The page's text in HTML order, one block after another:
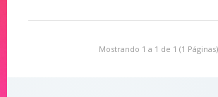
Mostrando 1 a 1 de 1 (1 Páginas)